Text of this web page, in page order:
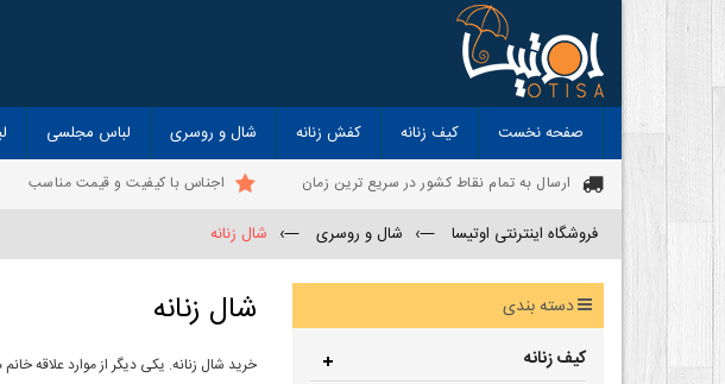
صفحه نخست کیف زنانه کفش زنانه شال و روسری لباس مجلسی
ارسال به تمام نقاط کشور در سریع ترین زمان اجناس با کیفیت و قیمت مناسب
فروشگاه اینترنتی اوتیسا —› شال و روسری —› شال زنانه
شال زنانه
خرید شال زنانه. یکی دیگر از موارد علاقه
دسته بندی
کیف زنانه